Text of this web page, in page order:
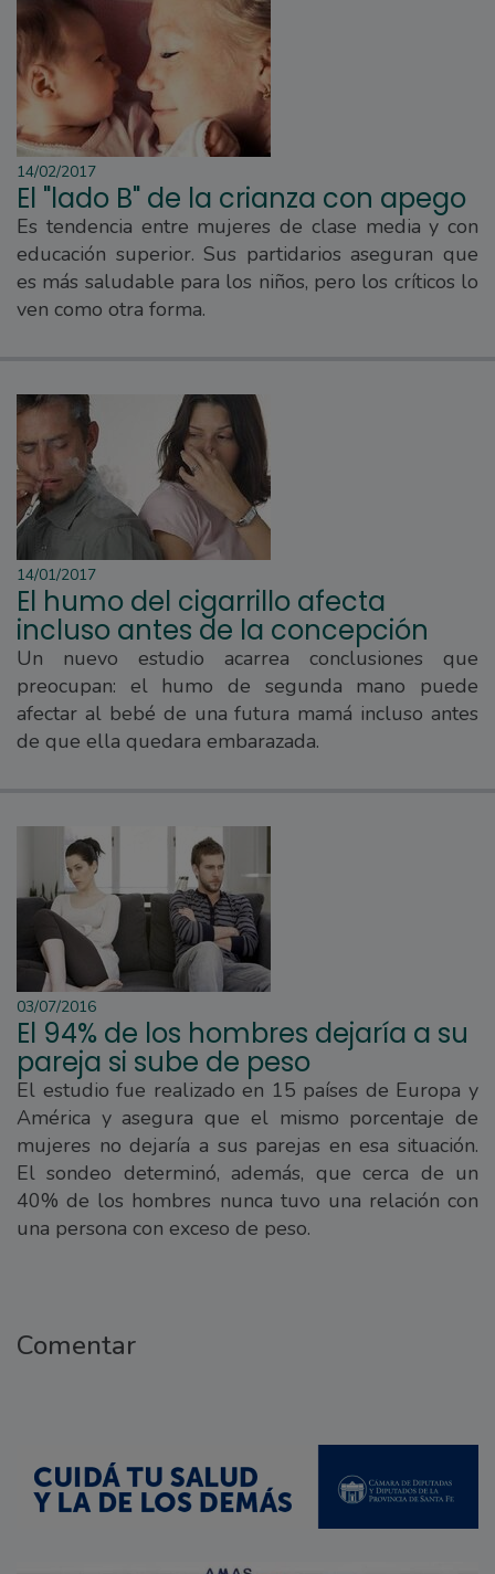
14/02/2017
El "lado B" de la crianza con apego
Es tendencia entre mujeres de clase media y con
educación superior. Sus partidarios aseguran que
es más saludable para los niños, pero los críticos lo
ven como otra forma.
14/01/2017
El humo del cigarrillo afecta
incluso antes de la concepción
Un nuevo estudio acarrea conclusiones que
preocupan: el humo de segunda mano puede
afectar al bebé de una futura mamá incluso antes
de que ella quedara embarazada.
03/07/2016
El 94% de los hombres dejaría a su
pareja si sube de peso
El estudio fue realizado en 15 países de Europa y
América y asegura que el mismo porcentaje de
mujeres no dejaría a sus parejas en esa situación.
El sondeo determinó, además, que cerca de un
40% de los hombres nunca tuvo una relación con
una persona con exceso de peso.
Comentar